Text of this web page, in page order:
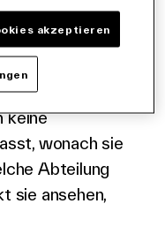
genutzt:
werden
Kundenkarte
keine
wonach sie
Abteilung
sie ansehen,
akzeptieren